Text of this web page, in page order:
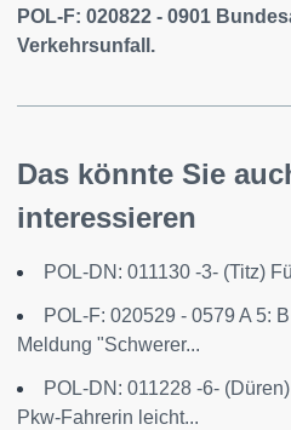
POL-F: 020822 - 0901
Verkehrsunfall.
Das könnte Sie
interessieren
POL-DN: 011130 -3- (Titz)
POL-F: 020529 - 0579 A 5:
Meldung "Schwerer...
POL-DN: 011228 -6-
Pkw-Fahrerin leicht...